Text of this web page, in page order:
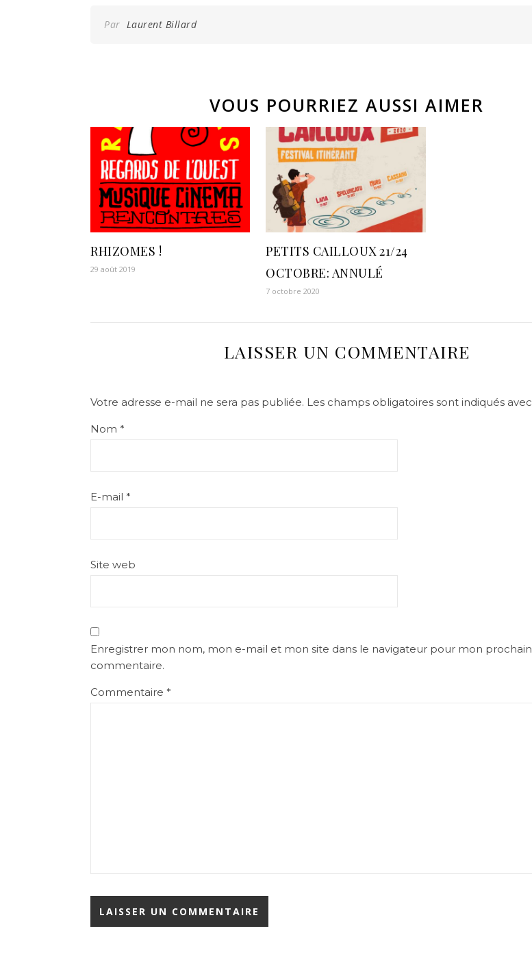
Par Laurent Billard
VOUS POURRIEZ AUSSI AIMER
RHIZOMES !
29 août 2019
PETITS CAILLOUX 21/24
OCTOBRE: ANNULÉ
7 octobre 2020
LAISSER UN COMMENTAIRE
Votre adresse e-mail ne sera pas publiée. Les champs obligatoires sont indiqués avec
Nom *
E-mail *
Site web
Enregistrer mon nom, mon e-mail et mon site dans le navigateur pour mon prochain
commentaire.
Commentaire *